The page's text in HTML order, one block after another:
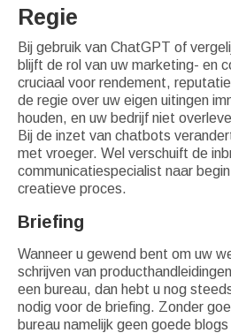
Regie
Bij gebruik van ChatGPT of
blijft de rol van uw marketing- en
cruciaal voor rendement,
de regie over uw eigen uitingen
houden, en uw bedrijf niet
Bij de inzet van chatbots
met vroeger. Wel verschuift de
communicatiespecialist naar
creatieve proces.
Briefing
Wanneer u gewend bent om uw
schrijven van
een bureau, dan hebt u nog
nodig voor de briefing. Zonder
bureau namelijk geen goede